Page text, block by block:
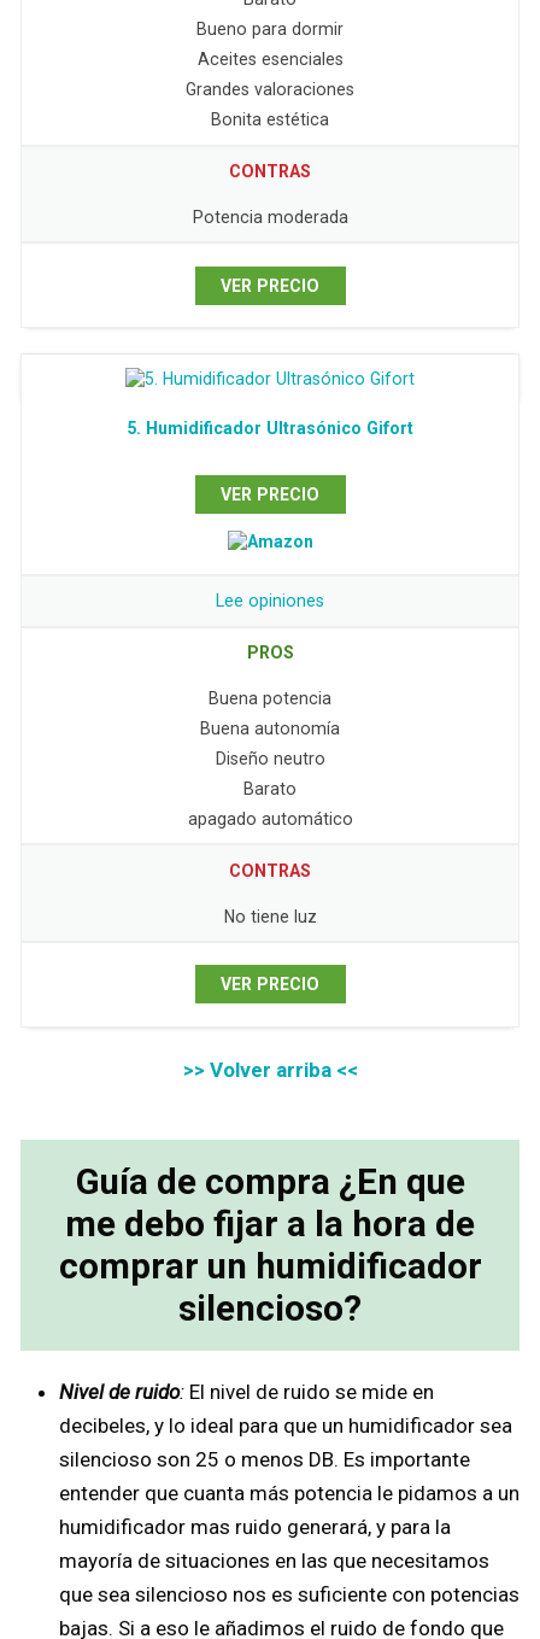
Bueno para dormir
Aceites esenciales
Grandes valoraciones
Bonita estética
CONTRAS
Potencia moderada
VER PRECIO
5. Humidificador Ultrasónico Gifort
VER PRECIO
Lee opiniones
PROS
Buena potencia
Buena autonomía
Diseño neutro
Barato
apagado automático
CONTRAS
No tiene luz
VER PRECIO
>> Volver arriba <<
Guía de compra ¿En que
me debo fijar a la hora de
comprar un humidificador
silencioso?
Nivel de ruido: El nivel de ruido se mide en
decibeles, y lo ideal para que un humidificador sea
silencioso son 25 o menos DB. Es importante
entender que cuanta más potencia le pidamos a un
humidificador mas ruido generará, y para la
mayoría de situaciones en las que necesitamos
que sea silencioso nos es suficiente con potencias
bajas. Si a eso le añadimos el ruido de fondo que